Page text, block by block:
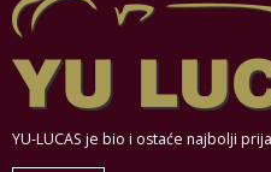
YU-LUCAS je bio i ostaće najbolji